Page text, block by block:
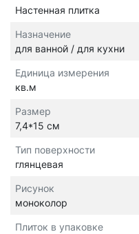
Настенная плитка
Назначение
для ванной / для кухни
Единица измерения
кв.м
Размер
7,4*15 см
Тип поверхности
глянцевая
Рисунок
моноколор
Плиток в упаковке